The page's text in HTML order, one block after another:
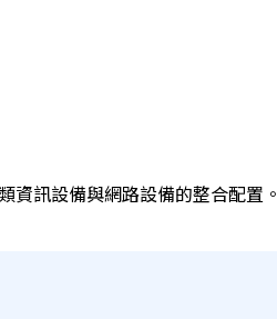
資訊設備與網路設備的整合配置。